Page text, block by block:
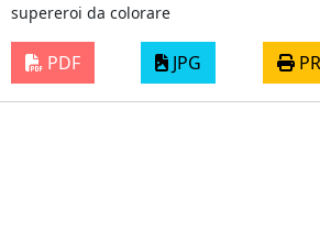
supereroi da colorare
PDF JPG